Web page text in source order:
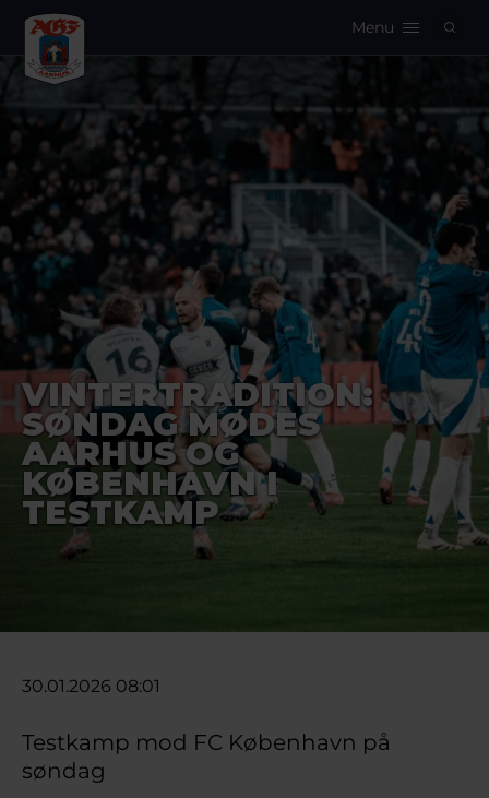
Menu
VINTERTRADITION:
SØNDAG MØDES
AARHUS OG
KØBENHAVN I
TESTKAMP
30.01.2026 08:01
Testkamp mod FC København på
søndag